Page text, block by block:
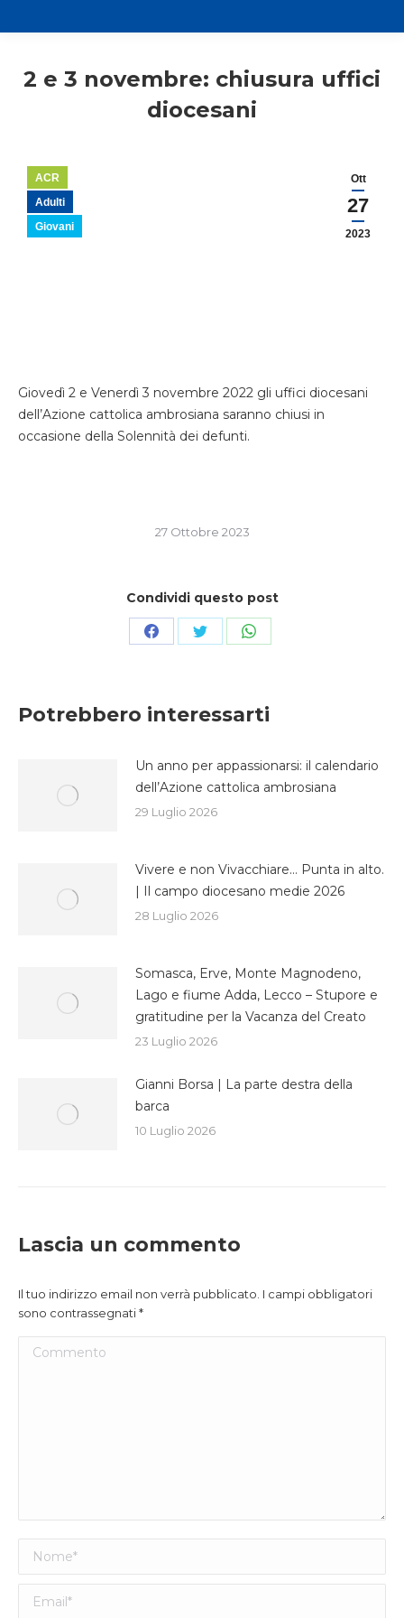
2 e 3 novembre: chiusura uffici
diocesani
Ott
27
2023
ACR
Adulti
Giovani
Giovedì 2 e Venerdì 3 novembre 2022 gli uffici diocesani
dell’Azione cattolica ambrosiana saranno chiusi in
occasione della Solennità dei defunti.
27 Ottobre 2023
Condividi questo post
CondividiCondividiCondividi
Potrebbero interessarti
Un anno per appassionarsi: il calendario
dell’Azione cattolica ambrosiana
29 Luglio 2026
Vivere e non Vivacchiare… Punta in alto.
| Il campo diocesano medie 2026
28 Luglio 2026
Somasca, Erve, Monte Magnodeno,
Lago e fiume Adda, Lecco – Stupore e
gratitudine per la Vacanza del Creato
23 Luglio 2026
Gianni Borsa | La parte destra della
barca
10 Luglio 2026
Lascia un commento
Il tuo indirizzo email non verrà pubblicato. I campi obbligatori
sono contrassegnati*
Commento
Nome *
Email *